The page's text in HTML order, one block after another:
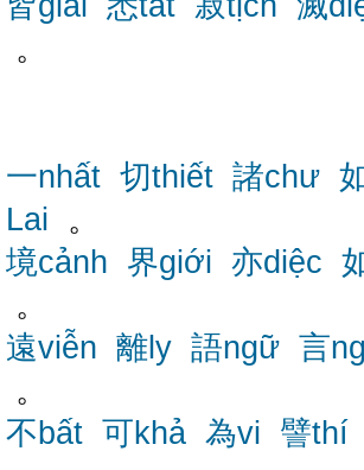
。
一nhất 切thiết 諸chư
Lai 。
境cảnh 界giới 亦diệc
。
遠viễn 離ly 語ngữ 言
。
不bất 可khả 為vi 譬thí